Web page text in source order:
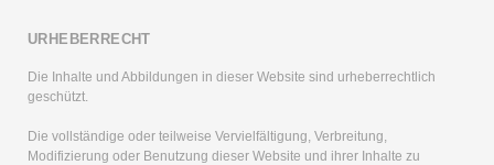
URHEBERRECHT
Die Inhalte und Abbildungen in dieser Website sind urheberrechtlich
geschützt.
Die vollständige oder teilweise Vervielfältigung, Verbreitung,
Modifizierung oder Benutzung dieser Website und ihrer Inhalte zu